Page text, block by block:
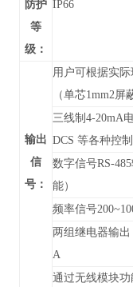
防护
等
级：
IP66
输出
信
号：
用户可根据实
（单芯1mm2屏
三线制4-20mA
DCS 等各种控
数字信号RS-485
能）
频率信号
两组继电器输
A
通过无线模块